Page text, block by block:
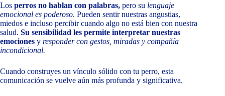
Los perros no hablan con palabras, pero su lenguaje
emocional es poderoso. Pueden sentir nuestras angustias,
miedos e incluso percibir cuando algo no está bien con nuestra
salud. Su sensibilidad les permite interpretar nuestras
emociones y responder con gestos, miradas y compañía
incondicional.
Cuando construyes un vínculo sólido con tu perro, esta
comunicación se vuelve aún más profunda y significativa.